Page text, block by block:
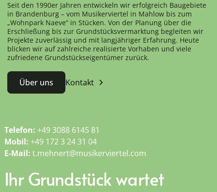
Seit den 1990er Jahren entwickeln wir erfolgreich Baugebiete
in Brandenburg – vom Musikerviertel in Mahlow bis zum
„Wohnpark Naeve“ in Stücken. Von der Planung über die
Erschließung bis zur Grundstücksvermarktung begleiten wir
Projekte zuverlässig und mit langjähriger Erfahrung. Heute
blicken wir auf zahlreiche realisierte Vorhaben und viele
zufriedene Grundstückseigentümer zurück.
Über uns Kontakt
Telefon: +49 3088 6145 81
Mobil: +49 172 3 24 31 04
E-Mail: t.mehnert@musikerviertel.com
Ihr Grundstück wartet